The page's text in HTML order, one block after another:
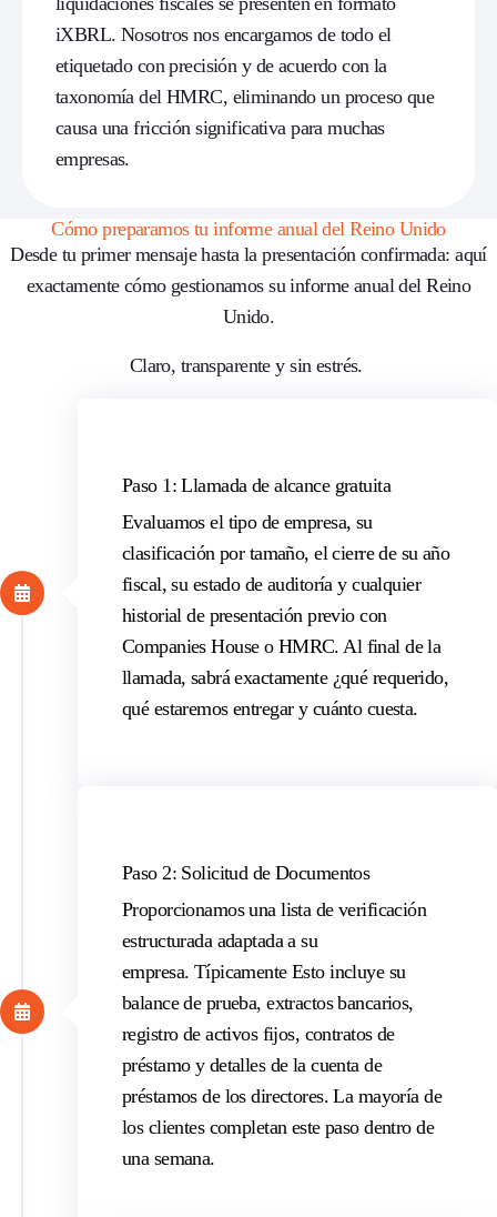
iXBRL. Nosotros nos encargamos de todo el
etiquetado con precisión y de acuerdo con la
taxonomía del HMRC, eliminando un proceso que
causa una fricción significativa para muchas
empresas.
Cómo preparamos tu informe anual del Reino Unido
Desde tu primer mensaje hasta la presentación confirmada:aquí
exactamente cómo gestionamos su informe anual del Reino
Unido.
Claro, transparente y sin estrés.
Paso 1: Llamada de alcance gratuita
Evaluamos el tipo de empresa, su
clasificación por tamaño, el cierre de su año
fiscal, su estado de auditoría y cualquier
historial de presentación previo con
Companies House o HMRC. Al final de la
llamada, sabrá exactamente ¿quérequerido,
qué estaremosentregar y cuánto cuesta.
Paso 2: Solicitud de Documentos
Proporcionamos una lista de verificación
estructurada adaptada a su
empresa. TípicamenteEsto incluye su
balance de prueba, extractos bancarios,
registro de activos fijos, contratos de
préstamo y detalles de la cuenta de
préstamos de los directores. La mayoría de
los clientes completan este paso dentro de
una semana.